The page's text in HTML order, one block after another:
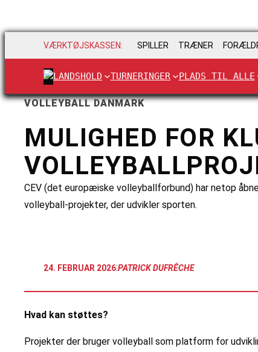
VÆRKTØJSKASSEN: SPILLER TRÆNER
LANDSHOLD TURNERINGER PLADS TIL ALLE
VOLLEYBALL DANMARK
MULIGHED FOR
CEV (det europæiske volleyballforbund) har netop
volleyball-projekter, der udvikler sporten.
24. FEBRUAR 2026:PATRICK DUFRÊCHE
Hvad kan støttes?
Projekter der bruger volleyball som platform for